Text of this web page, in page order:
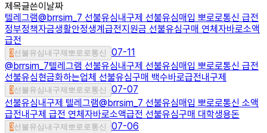
제목글쓴이 날짜
텔레그램@brrsim_7 선불유심내구제 선불유심매입 뽀로로통신 급전
정부정책자금생활안정생계급전지원금 선불유심구매 연체자바로소액
급전
3선불유심내구제뽀로로통신
07-11
@brrsim_7텔레그램 선불유심내구제 선불유심매입 뽀로로통신 급전
선불유심현금화하는업체 선불유심구매 백수바로급전내구제
3선불유심내구제뽀로로통신
07-07
선불유심내구제 텔레그램@brrsim_7 선불유심매입 뽀로로통신 소액
급전내구제 급전 연체자바로소액급전 선불유심구매 대학생용돈
3선불유심내구제뽀로로통신
07-06